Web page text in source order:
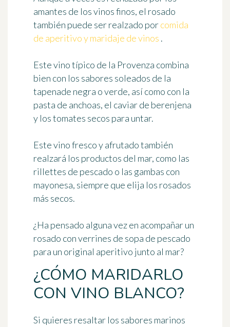
amantes de los vinos finos, el rosado
también puede ser realzado porcomida
de aperitivo y maridaje de vinos .
Este vino típico de la Provenza combina
bien con los sabores soleados de la
tapenade negra o verde, así como con la
pasta de anchoas, el caviar de berenjena
y los tomates secos para untar.
Este vino fresco y afrutado también
realzará los productos del mar, como las
rillettes de pescado o las gambas con
mayonesa, siempre que elija los rosados
más secos.
¿Ha pensado alguna vez en acompañar un
rosado con verrines de sopa de pescado
para un original aperitivo junto al mar?
¿CÓMO MARIDARLO
CON VINO BLANCO?
Si quieres resaltar los sabores marinos